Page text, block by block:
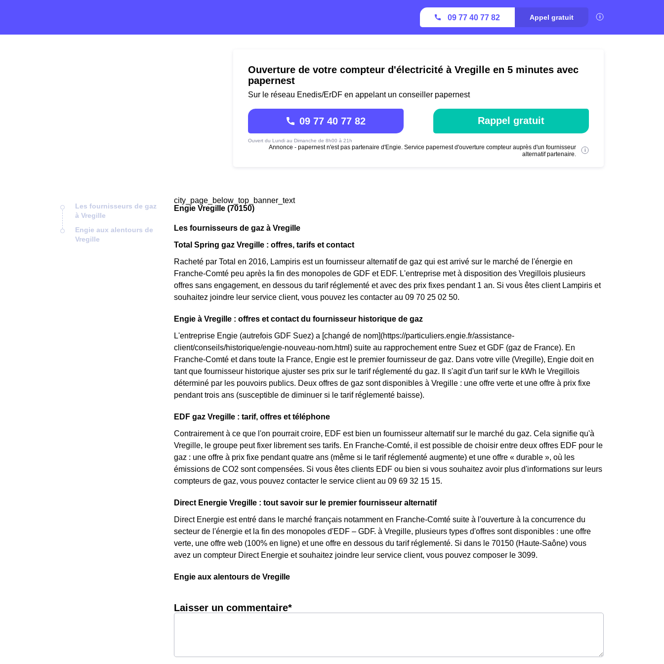
09 77 40 77 82 Appel gratuit
Ouverture de votre compteur d'électricité à Vregille en 5 minutes avec
papernest
Sur le réseau Enedis/ErDF en appelant un conseiller papernest
09 77 40 77 82
Ouvert du Lundi au Dimanche de 8h00 à 21h
Rappel gratuit
Annonce - papernest n'est pas partenaire d'Engie. Service papernest d'ouverture compteur auprès d'un fournisseur
alternatif partenaire.
Les fournisseurs de gaz
à Vregille
Engie aux alentours de
Vregille
city_page_below_top_banner_text
Engie Vregille (70150)
Les fournisseurs de gaz à Vregille
Total Spring gaz Vregille : offres, tarifs et contact
Racheté par Total en 2016, Lampiris est un fournisseur alternatif de gaz qui est arrivé sur le marché de l'énergie en
Franche-Comté peu après la fin des monopoles de GDF et EDF. L'entreprise met à disposition des Vregillois plusieurs
offres sans engagement, en dessous du tarif réglementé et avec des prix fixes pendant 1 an. Si vous êtes client Lampiris et
souhaitez joindre leur service client, vous pouvez les contacter au 09 70 25 02 50.
Engie à Vregille : offres et contact du fournisseur historique de gaz
L'entreprise Engie (autrefois GDF Suez) a [changé de nom](https://particuliers.engie.fr/assistance-
client/conseils/historique/engie-nouveau-nom.html) suite au rapprochement entre Suez et GDF (gaz de France). En
Franche-Comté et dans toute la France, Engie est le premier fournisseur de gaz. Dans votre ville (Vregille), Engie doit en
tant que fournisseur historique ajuster ses prix sur le tarif réglementé du gaz. Il s'agit d'un tarif sur le kWh le Vregillois
déterminé par les pouvoirs publics. Deux offres de gaz sont disponibles à Vregille : une offre verte et une offre à prix fixe
pendant trois ans (susceptible de diminuer si le tarif réglementé baisse).
EDF gaz Vregille : tarif, offres et téléphone
Contrairement à ce que l'on pourrait croire, EDF est bien un fournisseur alternatif sur le marché du gaz. Cela signifie qu'à
Vregille, le groupe peut fixer librement ses tarifs. En Franche-Comté, il est possible de choisir entre deux offres EDF pour le
gaz : une offre à prix fixe pendant quatre ans (même si le tarif réglementé augmente) et une offre « durable », où les
émissions de CO2 sont compensées. Si vous êtes clients EDF ou bien si vous souhaitez avoir plus d'informations sur leurs
compteurs de gaz, vous pouvez contacter le service client au 09 69 32 15 15.
Direct Energie Vregille : tout savoir sur le premier fournisseur alternatif
Direct Energie est entré dans le marché français notamment en Franche-Comté suite à l'ouverture à la concurrence du
secteur de l'énergie et la fin des monopoles d'EDF – GDF. à Vregille, plusieurs types d'offres sont disponibles : une offre
verte, une offre web (100% en ligne) et une offre en dessous du tarif réglementé. Si dans le 70150 (Haute-Saône) vous
avez un compteur Direct Energie et souhaitez joindre leur service client, vous pouvez composer le 3099.
Engie aux alentours de Vregille
Laisser un commentaire*